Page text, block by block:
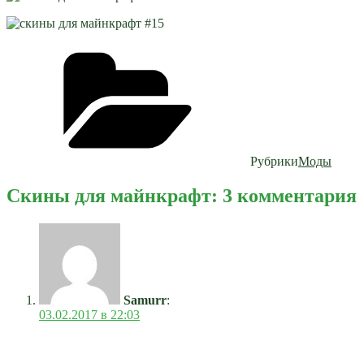
РубрикиМоды
Скины для майнкрафт: 3 комментария
Samurr:
03.02.2017 в 22:03